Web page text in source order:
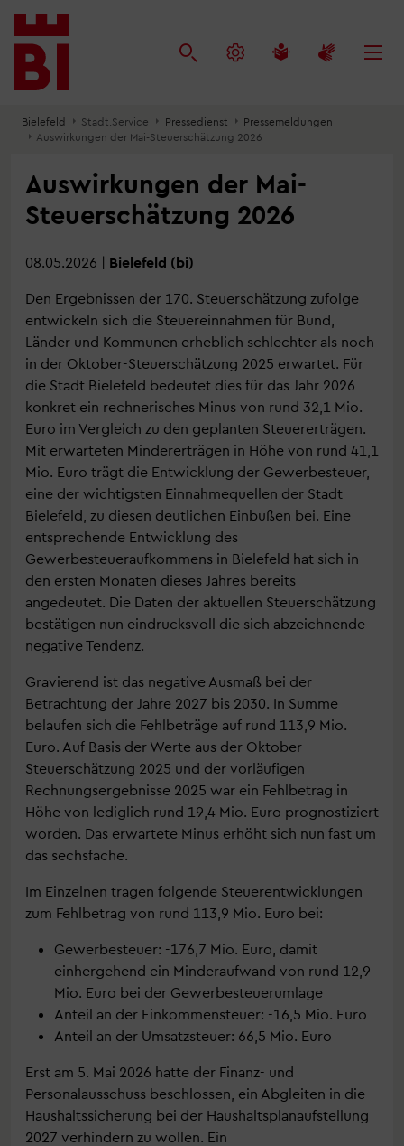
Inhalt
anspringen
Menü
anspringen
Suche
anspringen
Bielefeld Stadt.Service Pressedienst
Pressemeldungen
Auswirkungen der Mai-Steuerschätzung 2026
Auswirkungen der Mai-
Steuerschätzung 2026
08.05.2026 | Bielefeld (bi)
Den Ergebnissen der 170. Steuerschätzung zufolge
entwickeln sich die Steuereinnahmen für Bund,
Länder und Kommunen erheblich schlechter als noch
in der Oktober-Steuerschätzung 2025 erwartet. Für
die Stadt Bielefeld bedeutet dies für das Jahr 2026
konkret ein rechnerisches Minus von rund 32,1 Mio.
Euro im Vergleich zu den geplanten Steuererträgen.
Mit erwarteten Mindererträgen in Höhe von rund 41,1
Mio. Euro trägt die Entwicklung der Gewerbesteuer,
eine der wichtigsten Einnahmequellen der Stadt
Bielefeld, zu diesen deutlichen Einbußen bei. Eine
entsprechende Entwicklung des
Gewerbesteueraufkommens in Bielefeld hat sich in
den ersten Monaten dieses Jahres bereits
angedeutet. Die Daten der aktuellen Steuerschätzung
bestätigen nun eindrucksvoll die sich abzeichnende
negative Tendenz.
Gravierend ist das negative Ausmaß bei der
Betrachtung der Jahre 2027 bis 2030. In Summe
belaufen sich die Fehlbeträge auf rund 113,9 Mio.
Euro. Auf Basis der Werte aus der Oktober-
Steuerschätzung 2025 und der vorläufigen
Rechnungsergebnisse 2025 war ein Fehlbetrag in
Höhe von lediglich rund 19,4 Mio. Euro prognostiziert
worden. Das erwartete Minus erhöht sich nun fast um
das sechsfache.
Im Einzelnen tragen folgende Steuerentwicklungen
zum Fehlbetrag von rund 113,9 Mio. Euro bei:
Gewerbesteuer: -176,7 Mio. Euro, damit
einhergehend ein Minderaufwand von rund 12,9
Mio. Euro bei der Gewerbesteuerumlage
Anteil an der Einkommensteuer: -16,5 Mio. Euro
Anteil an der Umsatzsteuer: 66,5 Mio. Euro
Erst am 5. Mai 2026 hatte der Finanz- und
Personalausschuss beschlossen, ein Abgleiten in die
Haushaltssicherung bei der Haushaltsplanaufstellung
2027 verhindern zu wollen. Ein